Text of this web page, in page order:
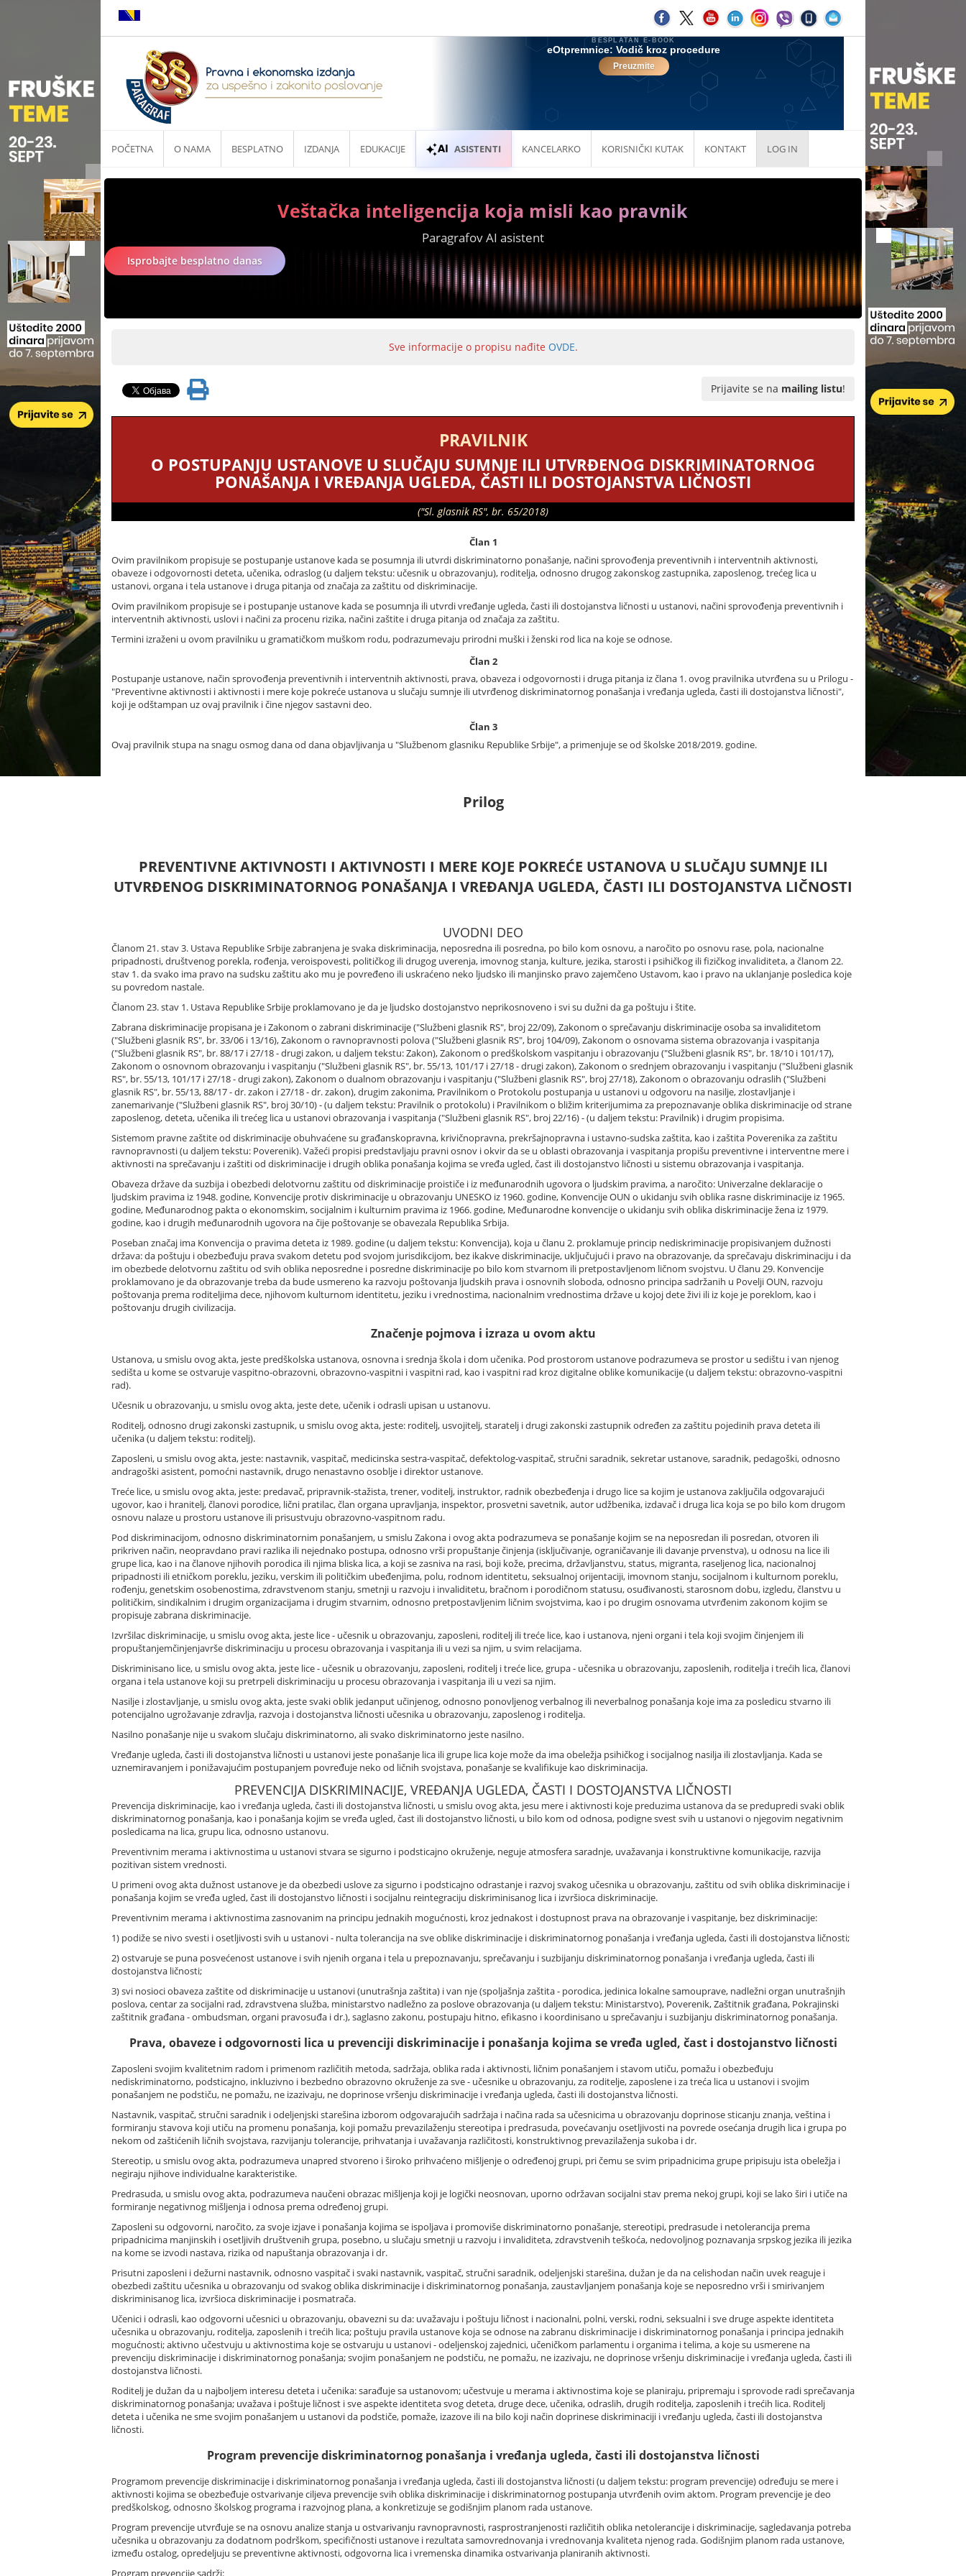
POČETNA O NAMA BESPLATNO IZDANJA EDUKACIJE ASISTENTI KANCELARKO KORISNIČKI KUTAK KONTAKT LOG IN
Veštačka inteligencija koja misli kao pravnik
Paragrafov AI asistent
Isprobajte besplatno danas
Sve informacije o propisu nađite OVDE.
Prijavite se na mailing listu!
PRAVILNIK
O POSTUPANJU USTANOVE U SLUČAJU SUMNJE ILI UTVRĐENOG DISKRIMINATORNOG
PONAŠANJA I VREĐANJA UGLEDA, ČASTI ILI DOSTOJANSTVA LIČNOSTI
("Sl. glasnik RS", br. 65/2018)
Član 1
Ovim pravilnikom propisuje se postupanje ustanove kada se posumnja ili utvrdi diskriminatorno ponašanje, načini sprovođenja preventivnih i interventnih aktivnosti,
obaveze i odgovornosti deteta, učenika, odraslog (u daljem tekstu: učesnik u obrazovanju), roditelja, odnosno drugog zakonskog zastupnika, zaposlenog, trećeg lica u
ustanovi, organa i tela ustanove i druga pitanja od značaja za zaštitu od diskriminacije.
Ovim pravilnikom propisuje se i postupanje ustanove kada se posumnja ili utvrdi vređanje ugleda, časti ili dostojanstva ličnosti u ustanovi, načini sprovođenja preventivnih i
interventnih aktivnosti, uslovi i načini za procenu rizika, načini zaštite i druga pitanja od značaja za zaštitu.
Termini izraženi u ovom pravilniku u gramatičkom muškom rodu, podrazumevaju prirodni muški i ženski rod lica na koje se odnose.
Član 2
Postupanje ustanove, način sprovođenja preventivnih i interventnih aktivnosti, prava, obaveza i odgovornosti i druga pitanja iz člana 1. ovog pravilnika utvrđena su u Prilogu -
"Preventivne aktivnosti i aktivnosti i mere koje pokreće ustanova u slučaju sumnje ili utvrđenog diskriminatornog ponašanja i vređanja ugleda, časti ili dostojanstva ličnosti",
koji je odštampan uz ovaj pravilnik i čine njegov sastavni deo.
Član 3
Ovaj pravilnik stupa na snagu osmog dana od dana objavljivanja u "Službenom glasniku Republike Srbije", a primenjuje se od školske 2018/2019. godine.
Prilog
PREVENTIVNE AKTIVNOSTI I AKTIVNOSTI I MERE KOJE POKREĆE USTANOVA U SLUČAJU SUMNJE ILI
UTVRĐENOG DISKRIMINATORNOG PONAŠANJA I VREĐANJA UGLEDA, ČASTI ILI DOSTOJANSTVA LIČNOSTI
UVODNI DEO
Članom 21. stav 3. Ustava Republike Srbije zabranjena je svaka diskriminacija, neposredna ili posredna, po bilo kom osnovu, a naročito po osnovu rase, pola, nacionalne
pripadnosti, društvenog porekla, rođenja, veroispovesti, političkog ili drugog uverenja, imovnog stanja, kulture, jezika, starosti i psihičkog ili fizičkog invaliditeta, a članom 22.
stav 1. da svako ima pravo na sudsku zaštitu ako mu je povređeno ili uskraćeno neko ljudsko ili manjinsko pravo zajemčeno Ustavom, kao i pravo na uklanjanje posledica koje
su povredom nastale.
Članom 23. stav 1. Ustava Republike Srbije proklamovano je da je ljudsko dostojanstvo neprikosnoveno i svi su dužni da ga poštuju i štite.
Zabrana diskriminacije propisana je i Zakonom o zabrani diskriminacije ("Službeni glasnik RS", broj 22/09), Zakonom o sprečavanju diskriminacije osoba sa invaliditetom
("Službeni glasnik RS", br. 33/06 i 13/16), Zakonom o ravnopravnosti polova ("Službeni glasnik RS", broj 104/09), Zakonom o osnovama sistema obrazovanja i vaspitanja
("Službeni glasnik RS", br. 88/17 i 27/18 - drugi zakon, u daljem tekstu: Zakon), Zakonom o predškolskom vaspitanju i obrazovanju ("Službeni glasnik RS", br. 18/10 i 101/17),
Zakonom o osnovnom obrazovanju i vaspitanju ("Službeni glasnik RS", br. 55/13, 101/17 i 27/18 - drugi zakon), Zakonom o srednjem obrazovanju i vaspitanju ("Službeni glasnik
RS", br. 55/13, 101/17 i 27/18 - drugi zakon), Zakonom o dualnom obrazovanju i vaspitanju ("Službeni glasnik RS", broj 27/18), Zakonom o obrazovanju odraslih ("Službeni
glasnik RS", br. 55/13, 88/17 - dr. zakon i 27/18 - dr. zakon), drugim zakonima, Pravilnikom o Protokolu postupanja u ustanovi u odgovoru na nasilje, zlostavljanje i
zanemarivanje ("Službeni glasnik RS", broj 30/10) - (u daljem tekstu: Pravilnik o protokolu) i Pravilnikom o bližim kriterijumima za prepoznavanje oblika diskriminacije od strane
zaposlenog, deteta, učenika ili trećeg lica u ustanovi obrazovanja i vaspitanja ("Službeni glasnik RS", broj 22/16) - (u daljem tekstu: Pravilnik) i drugim propisima.
Sistemom pravne zaštite od diskriminacije obuhvaćene su građanskopravna, krivičnopravna, prekršajnopravna i ustavno-sudska zaštita, kao i zaštita Poverenika za zaštitu
ravnopravnosti (u daljem tekstu: Poverenik). Važeći propisi predstavljaju pravni osnov i okvir da se u oblasti obrazovanja i vaspitanja propišu preventivne i interventne mere i
aktivnosti na sprečavanju i zaštiti od diskriminacije i drugih oblika ponašanja kojima se vređa ugled, čast ili dostojanstvo ličnosti u sistemu obrazovanja i vaspitanja.
Obaveza države da suzbija i obezbedi delotvornu zaštitu od diskriminacije proističe i iz međunarodnih ugovora o ljudskim pravima, a naročito: Univerzalne deklaracije o
ljudskim pravima iz 1948. godine, Konvencije protiv diskriminacije u obrazovanju UNESKO iz 1960. godine, Konvencije OUN o ukidanju svih oblika rasne diskriminacije iz 1965.
godine, Međunarodnog pakta o ekonomskim, socijalnim i kulturnim pravima iz 1966. godine, Međunarodne konvencije o ukidanju svih oblika diskriminacije žena iz 1979.
godine, kao i drugih međunarodnih ugovora na čije poštovanje se obavezala Republika Srbija.
Poseban značaj ima Konvencija o pravima deteta iz 1989. godine (u daljem tekstu: Konvencija), koja u članu 2. proklamuje princip nediskriminacije propisivanjem dužnosti
država: da poštuju i obezbeđuju prava svakom detetu pod svojom jurisdikcijom, bez ikakve diskriminacije, uključujući i pravo na obrazovanje, da sprečavaju diskriminaciju i da
im obezbede delotvornu zaštitu od svih oblika neposredne i posredne diskriminacije po bilo kom stvarnom ili pretpostavljenom ličnom svojstvu. U članu 29. Konvencije
proklamovano je da obrazovanje treba da bude usmereno ka razvoju poštovanja ljudskih prava i osnovnih sloboda, odnosno principa sadržanih u Povelji OUN, razvoju
poštovanja prema roditeljima dece, njihovom kulturnom identitetu, jeziku i vrednostima, nacionalnim vrednostima države u kojoj dete živi ili iz koje je poreklom, kao i
poštovanju drugih civilizacija.
Značenje pojmova i izraza u ovom aktu
Ustanova, u smislu ovog akta, jeste predškolska ustanova, osnovna i srednja škola i dom učenika. Pod prostorom ustanove podrazumeva se prostor u sedištu i van njenog
sedišta u kome se ostvaruje vaspitno-obrazovni, obrazovno-vaspitni i vaspitni rad, kao i vaspitni rad kroz digitalne oblike komunikacije (u daljem tekstu: obrazovno-vaspitni
rad).
Učesnik u obrazovanju, u smislu ovog akta, jeste dete, učenik i odrasli upisan u ustanovu.
Roditelj, odnosno drugi zakonski zastupnik, u smislu ovog akta, jeste: roditelj, usvojitelj, staratelj i drugi zakonski zastupnik određen za zaštitu pojedinih prava deteta ili
učenika (u daljem tekstu: roditelj).
Zaposleni, u smislu ovog akta, jeste: nastavnik, vaspitač, medicinska sestra-vaspitač, defektolog-vaspitač, stručni saradnik, sekretar ustanove, saradnik, pedagoški, odnosno
andragoški asistent, pomoćni nastavnik, drugo nenastavno osoblje i direktor ustanove.
Treće lice, u smislu ovog akta, jeste: predavač, pripravnik-stažista, trener, voditelj, instruktor, radnik obezbeđenja i drugo lice sa kojim je ustanova zaključila odgovarajući
ugovor, kao i hranitelj, članovi porodice, lični pratilac, član organa upravljanja, inspektor, prosvetni savetnik, autor udžbenika, izdavač i druga lica koja se po bilo kom drugom
osnovu nalaze u prostoru ustanove ili prisustvuju obrazovno-vaspitnom radu.
Pod diskriminacijom, odnosno diskriminatornim ponašanjem, u smislu Zakona i ovog akta podrazumeva se ponašanje kojim se na neposredan ili posredan, otvoren ili
prikriven način, neopravdano pravi razlika ili nejednako postupa, odnosno vrši propuštanje činjenja (isključivanje, ograničavanje ili davanje prvenstva), u odnosu na lice ili
grupe lica, kao i na članove njihovih porodica ili njima bliska lica, a koji se zasniva na rasi, boji kože, precima, državljanstvu, status, migranta, raseljenog lica, nacionalnoj
pripadnosti ili etničkom poreklu, jeziku, verskim ili političkim ubeđenjima, polu, rodnom identitetu, seksualnoj orijentaciji, imovnom stanju, socijalnom i kulturnom poreklu,
rođenju, genetskim osobenostima, zdravstvenom stanju, smetnji u razvoju i invaliditetu, bračnom i porodičnom statusu, osuđivanosti, starosnom dobu, izgledu, članstvu u
političkim, sindikalnim i drugim organizacijama i drugim stvarnim, odnosno pretpostavljenim ličnim svojstvima, kao i po drugim osnovama utvrđenim zakonom kojim se
propisuje zabrana diskriminacije.
Izvršilac diskriminacije, u smislu ovog akta, jeste lice - učesnik u obrazovanju, zaposleni, roditelj ili treće lice, kao i ustanova, njeni organi i tela koji svojim činjenjem ili
propuštanjemčinjenjavrše diskriminaciju u procesu obrazovanja i vaspitanja ili u vezi sa njim, u svim relacijama.
Diskriminisano lice, u smislu ovog akta, jeste lice - učesnik u obrazovanju, zaposleni, roditelj i treće lice, grupa - učesnika u obrazovanju, zaposlenih, roditelja i trećih lica, članovi
organa i tela ustanove koji su pretrpeli diskriminaciju u procesu obrazovanja i vaspitanja ili u vezi sa njim.
Nasilje i zlostavljanje, u smislu ovog akta, jeste svaki oblik jedanput učinjenog, odnosno ponovljenog verbalnog ili neverbalnog ponašanja koje ima za posledicu stvarno ili
potencijalno ugrožavanje zdravlja, razvoja i dostojanstva ličnosti učesnika u obrazovanju, zaposlenog i roditelja.
Nasilno ponašanje nije u svakom slučaju diskriminatorno, ali svako diskriminatorno jeste nasilno.
Vređanje ugleda, časti ili dostojanstva ličnosti u ustanovi jeste ponašanje lica ili grupe lica koje može da ima obeležja psihičkog i socijalnog nasilja ili zlostavljanja. Kada se
uznemiravanjem i ponižavajućim postupanjem povređuje neko od ličnih svojstava, ponašanje se kvalifikuje kao diskriminacija.
PREVENCIJA DISKRIMINACIJE, VREĐANJA UGLEDA, ČASTI I DOSTOJANSTVA LIČNOSTI
Prevencija diskriminacije, kao i vređanja ugleda, časti ili dostojanstva ličnosti, u smislu ovog akta, jesu mere i aktivnosti koje preduzima ustanova da se predupredi svaki oblik
diskriminatornog ponašanja, kao i ponašanja kojim se vređa ugled, čast ili dostojanstvo ličnosti, u bilo kom od odnosa, podigne svest svih u ustanovi o njegovim negativnim
posledicama na lica, grupu lica, odnosno ustanovu.
Preventivnim merama i aktivnostima u ustanovi stvara se sigurno i podsticajno okruženje, neguje atmosfera saradnje, uvažavanja i konstruktivne komunikacije, razvija
pozitivan sistem vrednosti.
U primeni ovog akta dužnost ustanove je da obezbedi uslove za sigurno i podsticajno odrastanje i razvoj svakog učesnika u obrazovanju, zaštitu od svih oblika diskriminacije i
ponašanja kojim se vređa ugled, čast ili dostojanstvo ličnosti i socijalnu reintegraciju diskriminisanog lica i izvršioca diskriminacije.
Preventivnim merama i aktivnostima zasnovanim na principu jednakih mogućnosti, kroz jednakost i dostupnost prava na obrazovanje i vaspitanje, bez diskriminacije:
1) podiže se nivo svesti i osetljivosti svih u ustanovi - nulta tolerancija na sve oblike diskriminacije i diskriminatornog ponašanja i vređanja ugleda, časti ili dostojanstva ličnosti;
2) ostvaruje se puna posvećenost ustanove i svih njenih organa i tela u prepoznavanju, sprečavanju i suzbijanju diskriminatornog ponašanja i vređanja ugleda, časti ili
dostojanstva ličnosti;
3) svi nosioci obaveza zaštite od diskriminacije u ustanovi (unutrašnja zaštita) i van nje (spoljašnja zaštita - porodica, jedinica lokalne samouprave, nadležni organ unutrašnjih
poslova, centar za socijalni rad, zdravstvena služba, ministarstvo nadležno za poslove obrazovanja (u daljem tekstu: Ministarstvo), Poverenik, Zaštitnik građana, Pokrajinski
zaštitnik građana - ombudsman, organi pravosuđa i dr.), saglasno zakonu, postupaju hitno, efikasno i koordinisano u sprečavanju i suzbijanju diskriminatornog ponašanja.
Prava, obaveze i odgovornosti lica u prevenciji diskriminacije i ponašanja kojima se vređa ugled, čast i dostojanstvo ličnosti
Zaposleni svojim kvalitetnim radom i primenom različitih metoda, sadržaja, oblika rada i aktivnosti, ličnim ponašanjem i stavom utiču, pomažu i obezbeđuju
nediskriminatorno, podsticajno, inkluzivno i bezbedno obrazovno okruženje za sve - učesnike u obrazovanju, za roditelje, zaposlene i za treća lica u ustanovi i svojim
ponašanjem ne podstiču, ne pomažu, ne izazivaju, ne doprinose vršenju diskriminacije i vređanja ugleda, časti ili dostojanstva ličnosti.
Nastavnik, vaspitač, stručni saradnik i odeljenjski starešina izborom odgovarajućih sadržaja i načina rada sa učesnicima u obrazovanju doprinose sticanju znanja, veština i
formiranju stavova koji utiču na promenu ponašanja, koji pomažu prevazilaženju stereotipa i predrasuda, povećavanju osetljivosti na povrede osećanja drugih lica i grupa po
nekom od zaštićenih ličnih svojstava, razvijanju tolerancije, prihvatanja i uvažavanja različitosti, konstruktivnog prevazilaženja sukoba i dr.
Stereotip, u smislu ovog akta, podrazumeva unapred stvoreno i široko prihvaćeno mišljenje o određenoj grupi, pri čemu se svim pripadnicima grupe pripisuju ista obeležja i
negiraju njihove individualne karakteristike.
Predrasuda, u smislu ovog akta, podrazumeva naučeni obrazac mišljenja koji je logički neosnovan, uporno održavan socijalni stav prema nekoj grupi, koji se lako širi i utiče na
formiranje negativnog mišljenja i odnosa prema određenoj grupi.
Zaposleni su odgovorni, naročito, za svoje izjave i ponašanja kojima se ispoljava i promoviše diskriminatorno ponašanje, stereotipi, predrasude i netolerancija prema
pripadnicima manjinskih i osetljivih društvenih grupa, posebno, u slučaju smetnji u razvoju i invaliditeta, zdravstvenih teškoća, nedovoljnog poznavanja srpskog jezika ili jezika
na kome se izvodi nastava, rizika od napuštanja obrazovanja i dr.
Prisutni zaposleni i dežurni nastavnik, odnosno vaspitač i svaki nastavnik, vaspitač, stručni saradnik, odeljenjski starešina, dužan je da na celishodan način uvek reaguje i
obezbedi zaštitu učesnika u obrazovanju od svakog oblika diskriminacije i diskriminatornog ponašanja, zaustavljanjem ponašanja koje se neposredno vrši i smirivanjem
diskriminisanog lica, izvršioca diskriminacije i posmatrača.
Učenici i odrasli, kao odgovorni učesnici u obrazovanju, obavezni su da: uvažavaju i poštuju ličnost i nacionalni, polni, verski, rodni, seksualni i sve druge aspekte identiteta
učesnika u obrazovanju, roditelja, zaposlenih i trećih lica; poštuju pravila ustanove koja se odnose na zabranu diskriminacije i diskriminatornog ponašanja i principa jednakih
mogućnosti; aktivno učestvuju u aktivnostima koje se ostvaruju u ustanovi - odeljenskoj zajednici, učeničkom parlamentu i organima i telima, a koje su usmerene na
prevenciju diskriminacije i diskriminatornog ponašanja; svojim ponašanjem ne podstiču, ne pomažu, ne izazivaju, ne doprinose vršenju diskriminacije i vređanja ugleda, časti ili
dostojanstva ličnosti.
Roditelj je dužan da u najboljem interesu deteta i učenika: sarađuje sa ustanovom; učestvuje u merama i aktivnostima koje se planiraju, pripremaju i sprovode radi sprečavanja
diskriminatornog ponašanja; uvažava i poštuje ličnost i sve aspekte identiteta svog deteta, druge dece, učenika, odraslih, drugih roditelja, zaposlenih i trećih lica. Roditelj
deteta i učenika ne sme svojim ponašanjem u ustanovi da podstiče, pomaže, izazove ili na bilo koji način doprinese diskriminaciji i vređanju ugleda, časti ili dostojanstva
ličnosti.
Program prevencije diskriminatornog ponašanja i vređanja ugleda, časti ili dostojanstva ličnosti
Programom prevencije diskriminacije i diskriminatornog ponašanja i vređanja ugleda, časti ili dostojanstva ličnosti (u daljem tekstu: program prevencije) određuju se mere i
aktivnosti kojima se obezbeđuje ostvarivanje ciljeva prevencije svih oblika diskriminacije i diskriminatornog postupanja utvrđenih ovim aktom. Program prevencije je deo
predškolskog, odnosno školskog programa i razvojnog plana, a konkretizuje se godišnjim planom rada ustanove.
Program prevencije utvrđuje se na osnovu analize stanja u ostvarivanju ravnopravnosti, rasprostranjenosti različitih oblika netolerancije i diskriminacije, sagledavanja potreba
učesnika u obrazovanju za dodatnom podrškom, specifičnosti ustanove i rezultata samovrednovanja i vrednovanja kvaliteta njenog rada. Godišnjim planom rada ustanove,
između ostalog, opredeljuju se preventivne aktivnosti, odgovorna lica i vremenska dinamika ostvarivanja planiranih aktivnosti.
Program prevencije sadrži: